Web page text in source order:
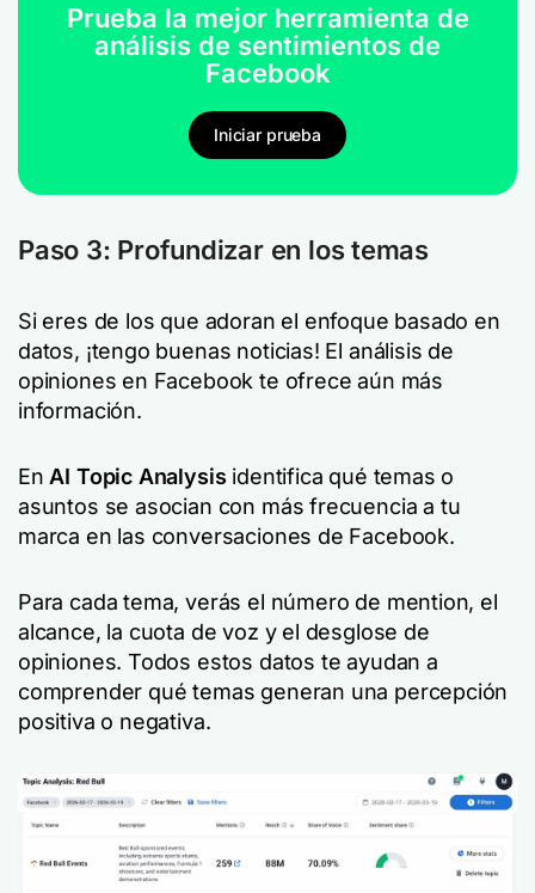
Prueba la mejor herramienta de
análisis de sentimientos de
Facebook
Iniciar prueba
Paso 3: Profundizar en los temas
Si eres de los que adoran el enfoque basado en
datos, ¡tengo buenas noticias! El análisis de
opiniones en Facebook te ofrece aún más
información.
En AI Topic Analysis identifica qué temas o
asuntos se asocian con más frecuencia a tu
marca en las conversaciones de Facebook.
Para cada tema, verás el número de mention, el
alcance, la cuota de voz y el desglose de
opiniones. Todos estos datos te ayudan a
comprender qué temas generan una percepción
positiva o negativa.